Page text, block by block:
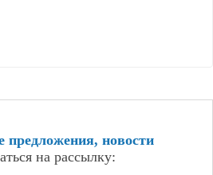
предложения, новости
на рассылку: